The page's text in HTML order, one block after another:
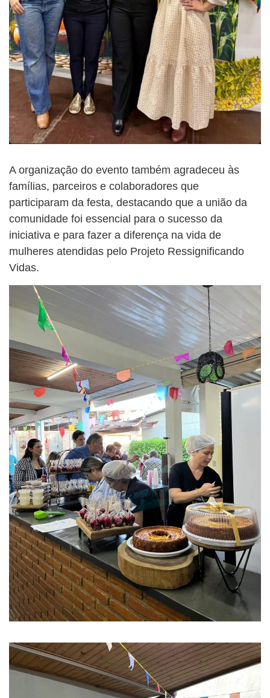
A organização do evento também agradeceu às
famílias, parceiros e colaboradores que
participaram da festa, destacando que a união da
comunidade foi essencial para o sucesso da
iniciativa e para fazer a diferença na vida de
mulheres atendidas pelo Projeto Ressignificando
Vidas.